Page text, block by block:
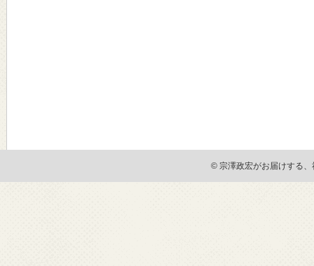
© 宗澤政宏がお届けする